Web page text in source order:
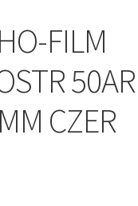
FILM
CZER